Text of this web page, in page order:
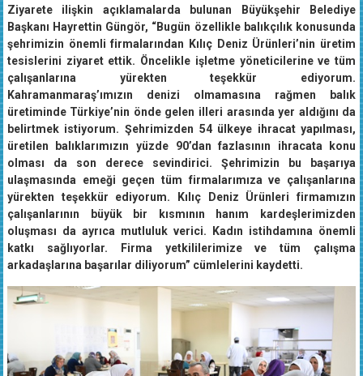
Ziyarete ilişkin açıklamalarda bulunan Büyükşehir Belediye
Başkanı Hayrettin Güngör, “Bugün özellikle balıkçılık konusunda
şehrimizin önemli firmalarından Kılıç Deniz Ürünleri’nin üretim
tesislerini ziyaret ettik. Öncelikle işletme yöneticilerine ve tüm
çalışanlarına yürekten teşekkür ediyorum.
Kahramanmaraş’ımızın denizi olmamasına rağmen balık
üretiminde Türkiye’nin önde gelen illeri arasında yer aldığını da
belirtmek istiyorum. Şehrimizden 54 ülkeye ihracat yapılması,
üretilen balıklarımızın yüzde 90’dan fazlasının ihracata konu
olması da son derece sevindirici. Şehrimizin bu başarıya
ulaşmasında emeği geçen tüm firmalarımıza ve çalışanlarına
yürekten teşekkür ediyorum. Kılıç Deniz Ürünleri firmamızın
çalışanlarının büyük bir kısmının hanım kardeşlerimizden
oluşması da ayrıca mutluluk verici. Kadın istihdamına önemli
katkı sağlıyorlar. Firma yetkililerimize ve tüm çalışma
arkadaşlarına başarılar diliyorum” cümlelerini kaydetti.